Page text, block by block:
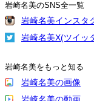
岩崎名美のSNS全一覧
岩崎名美インスタ
岩崎名美X(ツイッ
岩崎名美をもっと知る
岩崎名美の画像